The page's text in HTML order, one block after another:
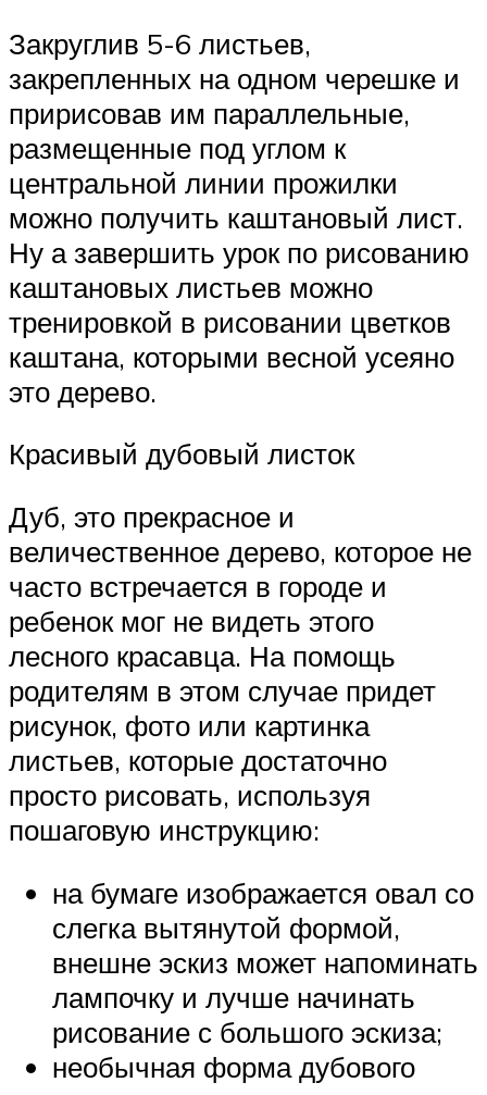
Закруглив 5-6 листьев,
закрепленных на одном черешке и
пририсовав им параллельные,
размещенные под углом к
центральной линии прожилки
можно получить каштановый лист.
Ну а завершить урок по рисованию
каштановых листьев можно
тренировкой в рисовании цветков
каштана, которыми весной усеяно
это дерево.
Красивый дубовый листок
Дуб, это прекрасное и
величественное дерево, которое не
часто встречается в городе и
ребенок мог не видеть этого
лесного красавца. На помощь
родителям в этом случае придет
рисунок, фото или картинка
листьев, которые достаточно
просто рисовать, используя
пошаговую инструкцию:
на бумаге изображается овал со
слегка вытянутой формой,
внешне эскиз может напоминать
лампочку и лучше начинать
рисование с большого эскиза;
необычная форма дубового